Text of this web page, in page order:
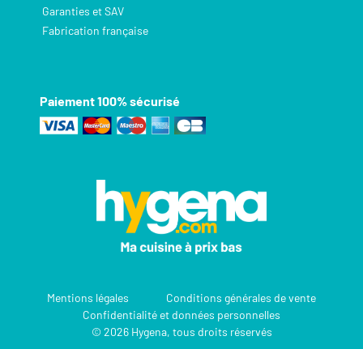
Garanties et SAV
Fabrication française
Paiement 100% sécurisé
Mentions légales
Conditions générales de vente
Confidentialité et données personnelles
© 2026 Hygena, tous droits réservés